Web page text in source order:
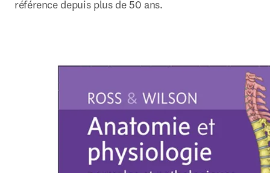
référence depuis plus de 50 ans.